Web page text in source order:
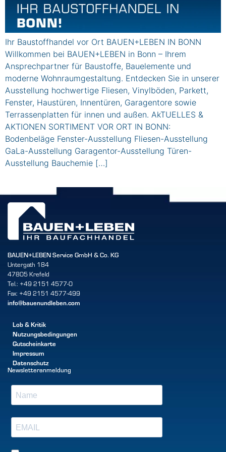
Ihr Baustoffhandel vor Ort BAUEN+LEBEN IN BONN
Willkommen bei BAUEN+LEBEN in Bonn – Ihrem
Ansprechpartner für Baustoffe, Bauelemente und
moderne Wohnraumgestaltung. Entdecken Sie in unserer
Ausstellung hochwertige Fliesen, Vinylböden, Parkett,
Fenster, Haustüren, Innentüren, Garagentore sowie
Terrassenplatten für innen und außen. AkTUELLES &
AKTIONEN SORTIMENT VOR ORT IN BONN:
Bodenbeläge Fenster-Ausstellung Fliesen-Ausstellung
GaLa-Ausstellung Garagentor-Ausstellung Türen-
Ausstellung Bauchemie […]
BAUEN+LEBEN Service GmbH & Co. KG
Untergath 184
47805 Krefeld
Tel.: +49 2151 4577-0
Fax: +49 2151 4577-499
info@bauenundleben.com
Lob & Kritik
Nutzungsbedingungen
Gutscheinkarte
Impressum
Datenschutz
Newsletteranmeldung